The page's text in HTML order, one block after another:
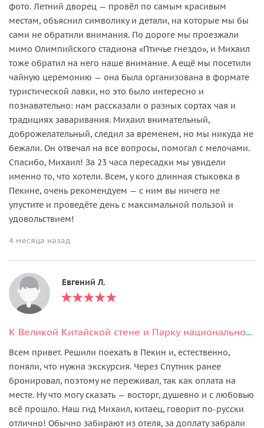
фото. Летний дворец — провёл по самым красивым
местам, объяснил символику и детали, на которые мы бы
сами не обратили внимания. По дороге мы проезжали
мимо Олимпийского стадиона «Птичье гнездо», и Михаил
тоже обратил на него наше внимание. А ещё мы посетили
чайную церемонию — она была организована в формате
туристической лавки, но это было интересно и
познавательно: нам рассказали о разных сортах чая и
традициях заваривания. Михаил внимательный,
доброжелательный, следил за временем, но мы никуда не
бежали. Он отвечал на все вопросы, помогал с мелочами.
Спасибо, Михаил! За 23 часа пересадки мы увидели
именно то, что хотели. Всем, у кого длинная стыковка в
Пекине, очень рекомендуем — с ним вы ничего не
упустите и проведёте день с максимальной пользой и
удовольствием!
4 месяца назад
Евгений Л.
К Великой Китайской стене и Парку национальностей (маршрут на выбор)
Всем привет. Решили поехать в Пекин и, естественно,
поняли, что нужна экскурсия. Через Спутник ранее
бронировал, поэтому не переживал, так как оплата на
месте. Ну что могу сказать — восторг, душевно и с любовью
всё прошло. Наш гид Михаил, китаец, говорит по-русски
отлично! Обычно забирают из отеля, за доплату забрали